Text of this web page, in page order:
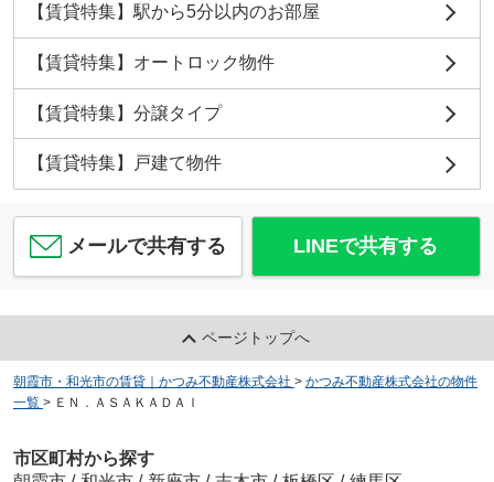
【賃貸特集】駅から5分以内のお部屋
【賃貸特集】オートロック物件
【賃貸特集】分譲タイプ
【賃貸特集】戸建て物件
メールで共有する LINEで共有する
ページトップへ
朝霞市・和光市の賃貸｜かつみ不動産株式会社 > かつみ不動産株式会社の物件
一覧 > ＥＮ．ＡＳＡＫＡＤＡＩ
市区町村から探す